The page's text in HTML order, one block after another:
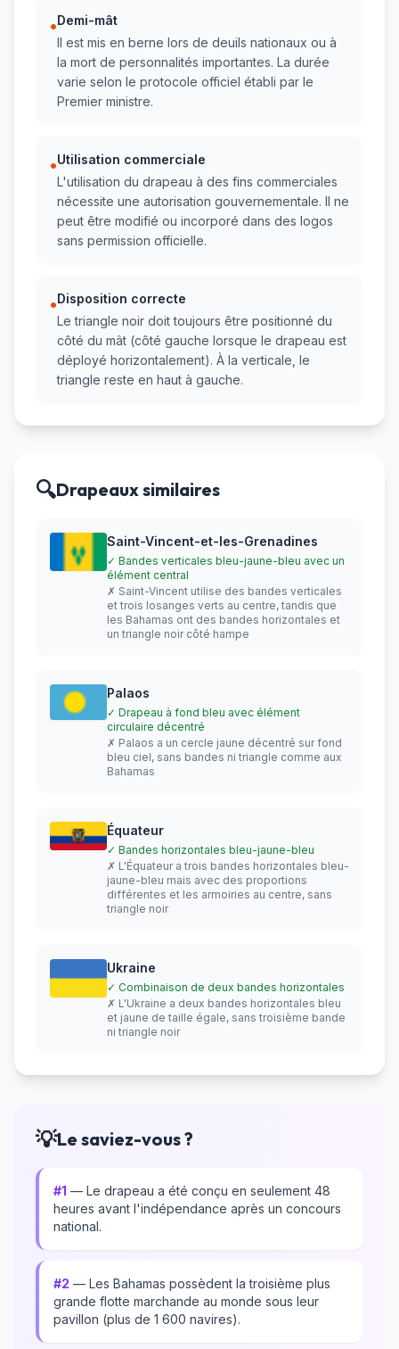
•Demi-mât
Il est mis en berne lors de deuils nationaux ou à
la mort de personnalités importantes. La durée
varie selon le protocole officiel établi par le
Premier ministre.
•Utilisation commerciale
L'utilisation du drapeau à des fins commerciales
nécessite une autorisation gouvernementale. Il ne
peut être modifié ou incorporé dans des logos
sans permission officielle.
•Disposition correcte
Le triangle noir doit toujours être positionné du
côté du mât (côté gauche lorsque le drapeau est
déployé horizontalement). À la verticale, le
triangle reste en haut à gauche.
🔍Drapeaux similaires
Saint-Vincent-et-les-Grenadines
✓ Bandes verticales bleu-jaune-bleu avec un
élément central
✗ Saint-Vincent utilise des bandes verticales
et trois losanges verts au centre, tandis que
les Bahamas ont des bandes horizontales et
un triangle noir côté hampe
Palaos
✓ Drapeau à fond bleu avec élément
circulaire décentré
✗ Palaos a un cercle jaune décentré sur fond
bleu ciel, sans bandes ni triangle comme aux
Bahamas
Équateur
✓ Bandes horizontales bleu-jaune-bleu
✗ L'Équateur a trois bandes horizontales bleu-
jaune-bleu mais avec des proportions
différentes et les armoiries au centre, sans
triangle noir
Ukraine
✓ Combinaison de deux bandes horizontales
✗ L'Ukraine a deux bandes horizontales bleu
et jaune de taille égale, sans troisième bande
ni triangle noir
💡Le saviez-vous ?
#1 — Le drapeau a été conçu en seulement 48
heures avant l'indépendance après un concours
national.
#2 — Les Bahamas possèdent la troisième plus
grande flotte marchande au monde sous leur
pavillon (plus de 1 600 navires).